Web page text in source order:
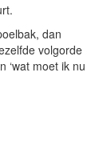
dan
volgorde
‘wat moet ik nu